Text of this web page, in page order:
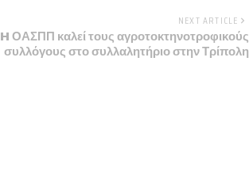
NEXT ARTICLE
H ΟΑΣΠΠ καλεί τους αγροτοκτηνοτροφικούς
συλλόγους στο συλλαλητήριο στην Τρίπολη